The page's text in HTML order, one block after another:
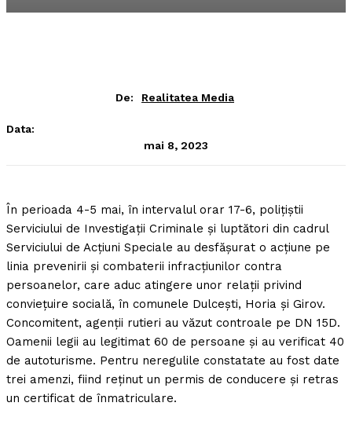
De: Realitatea Media
Data:
mai 8, 2023
În perioada 4-5 mai, în intervalul orar 17-6, poliţiştii
Serviciului de Investigaţii Criminale şi luptători din cadrul
Serviciului de Acţiuni Speciale au desfăşurat o acţiune pe
linia prevenirii şi combaterii infracţiunilor contra
persoanelor, care aduc atingere unor relaţii privind
convieţuire socială, în comunele Dulceşti, Horia şi Girov.
Concomitent, agenţii rutieri au văzut controale pe DN 15D.
Oamenii legii au legitimat 60 de persoane şi au verificat 40
de autoturisme. Pentru neregulile constatate au fost date
trei amenzi, fiind reţinut un permis de conducere şi retras
un certificat de înmatriculare.